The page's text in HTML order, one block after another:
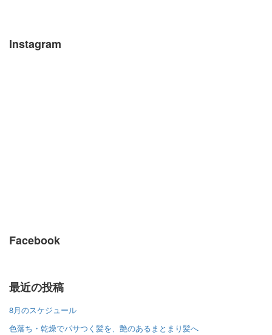
Instagram
Facebook
最近の投稿
8月のスケジュール
色落ち・乾燥でパサつく髪を、艶のあるまとまり髪へ